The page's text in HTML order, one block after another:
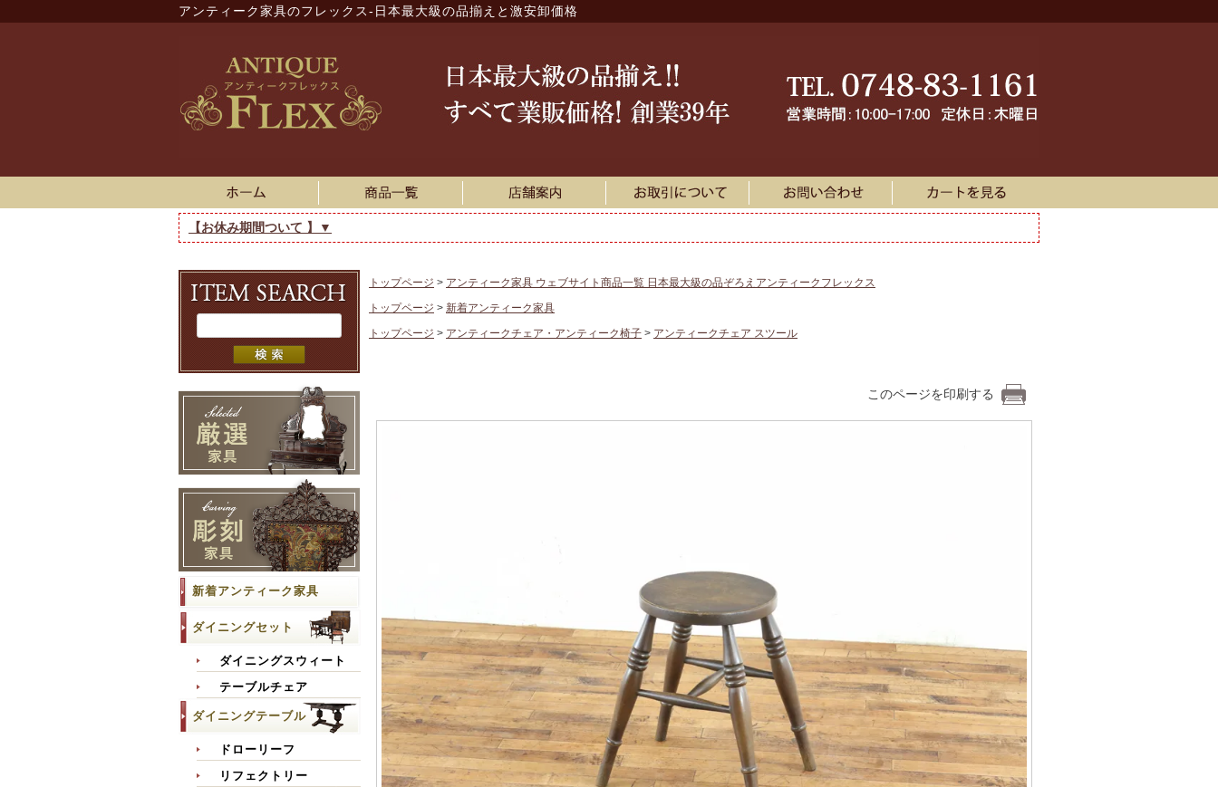
アンティーク家具のフレックス-日本最大級の品揃えと激安卸価格
【お休み期間ついて 】▼
新着アンティーク家具
ダイニングセット
ダイニングスウィート
テーブルチェア
ダイニングテーブル
ドローリーフ
リフェクトリー
トップページ
アンティーク家具 ウェブサイト商品一覧 日本最大級の品ぞろえアンティークフレックス
トップページ
新着アンティーク家具
トップページ
アンティークチェア・アンティーク椅子 アンティークチェア スツール
このページを印刷する